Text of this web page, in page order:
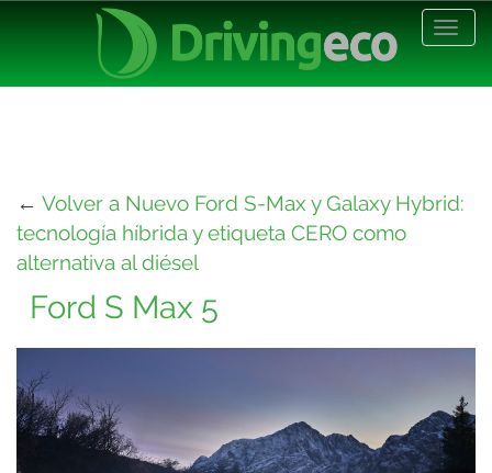
← Volver a Nuevo Ford S-Max y Galaxy Hybrid:
tecnología híbrida y etiqueta CERO como
alternativa al diésel
Ford S Max 5